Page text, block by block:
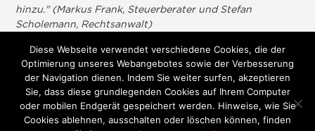
hinzu." (Markus Frank, Steuerberater und Stefan
Scholemann, Rechtsanwalt)
Diese Webseite verwendet verschiedene Cookies, die der
Optimierung unseres Webangebotes sowie der Verbesserung
der Navigation dienen. Indem Sie weiter surfen, akzeptieren
Sie, dass diese grundlegenden Cookies auf Ihrem Computer
oder mobilen Endgerät gespeichert werden. Hinweise, wie Sie
Cookies ablehnen, ausschalten oder löschen können, finden